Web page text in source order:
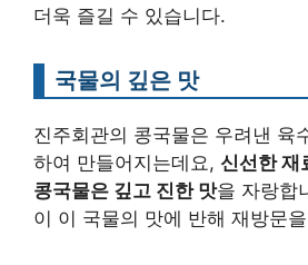
더욱 즐길 수 있습니다.
국물의 깊은 맛
진주회관의 콩국물은 우려낸 육
하여 만들어지는데요, 신선한 재
콩국물은 깊고 진한 맛을 자랑합
이 이 국물의 맛에 반해 재방문